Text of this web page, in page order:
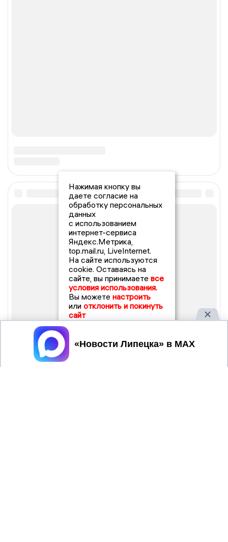
Нажимая кнопку вы
даете согласие на
обработку персональных
данных
с использованием
интернет-сервиса
Яндекс.Метрика,
top.mail.ru, LiveInternet.
На сайте используются
cookie. Оставаясь на
сайте, вы принимаете все
условия использования.
Вы можете настроить
или отклонить и покинуть
сайт
Принять